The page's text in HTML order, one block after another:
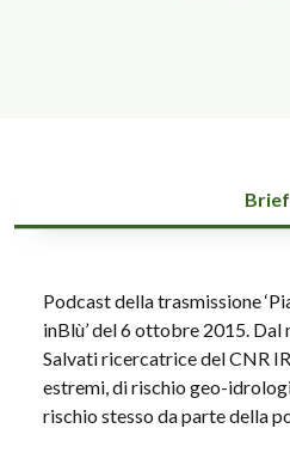
Brief
Podcast della trasmissione
inBlù’ del 6 ottobre 2015. Dal
Salvati ricercatrice del CNR
estremi, di rischio geo-
rischio stesso da parte della